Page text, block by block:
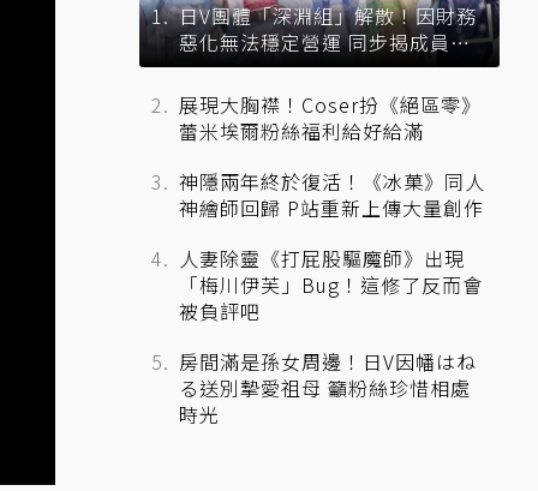
日V團體「深淵組」解散！因財務
惡化無法穩定營運 同步揭成員未
來去向
展現大胸襟！Coser扮《絕區零》
蕾米埃爾粉絲福利給好給滿
神隱兩年終於復活！《冰菓》同人
神繪師回歸 P站重新上傳大量創作
人妻除靈《打屁股驅魔師》出現
「梅川伊芙」Bug！這修了反而會
被負評吧
房間滿是孫女周邊！日V因幡はね
る送別摯愛祖母 籲粉絲珍惜相處
時光